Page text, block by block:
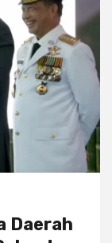
Daerah